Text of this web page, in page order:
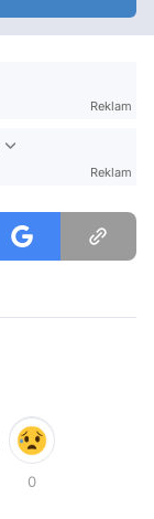
Reklam
Reklam
0